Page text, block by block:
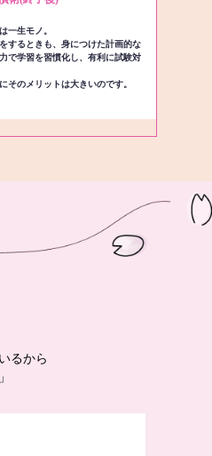
一生モノ。
するときも、身につけた計画的な
で学習を習慣化し、有利に試験対
そのメリットは大きいのです。
るから